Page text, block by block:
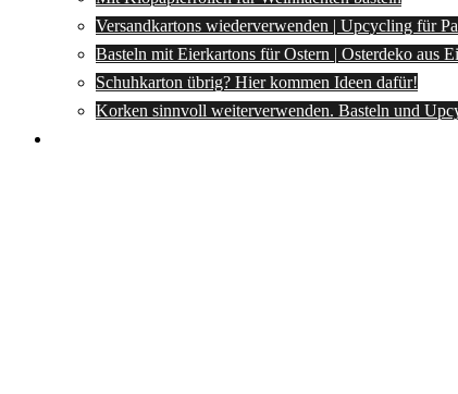
Versandkartons wiederverwenden | Upcycling für
Basteln mit Eierkartons für Ostern | Osterdeko aus
Schuhkarton übrig? Hier kommen Ideen dafür!
Korken sinnvoll weiterverwenden. Basteln und